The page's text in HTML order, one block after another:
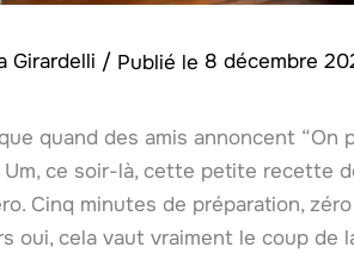
Girardelli / 8 décembre
quand des amis annoncent “On
ce soir-là, cette petite recette
Cinq minutes de préparation,
oui, cela vaut vraiment le coup de